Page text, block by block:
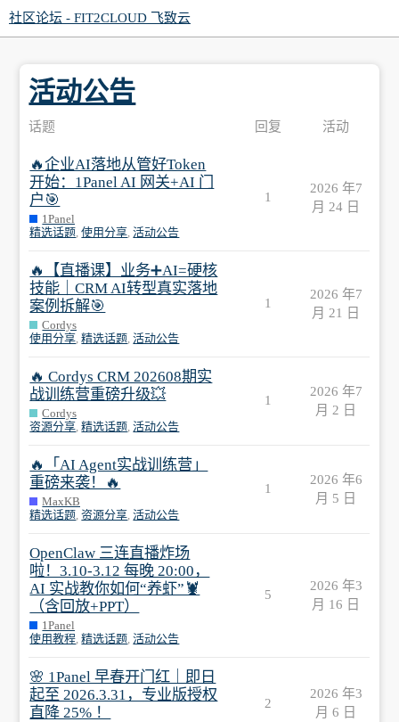
社区论坛 - FIT2CLOUD 飞致云
活动公告
话题 回复 活动
🔥企业AI落地从管好Token
开始：1Panel AI 网关+AI 门
户🎯
1Panel
精选话题,使用分享,活动公告
1
2026 年7
月 24 日
🔥【直播课】业务➕AI=硬核
技能｜CRM AI转型真实落地
案例拆解🎯
Cordys
使用分享,精选话题,活动公告
1
2026 年7
月 21 日
🔥 Cordys CRM 202608期实
战训练营重磅升级💥
Cordys
资源分享,精选话题,活动公告
1
2026 年7
月 2 日
🔥「AI Agent实战训练营」
重磅来袭！🔥
MaxKB
精选话题,资源分享,活动公告
1
2026 年6
月 5 日
OpenClaw 三连直播炸场
啦！3.10-3.12 每晚 20:00，
AI 实战教你如何“养虾”🦞
（含回放+PPT）
1Panel
使用教程,精选话题,活动公告
5
2026 年3
月 16 日
🌸 1Panel 早春开门红｜即日
起至 2026.3.31，专业版授权
直降 25% ！
2
2026 年3
月 6 日